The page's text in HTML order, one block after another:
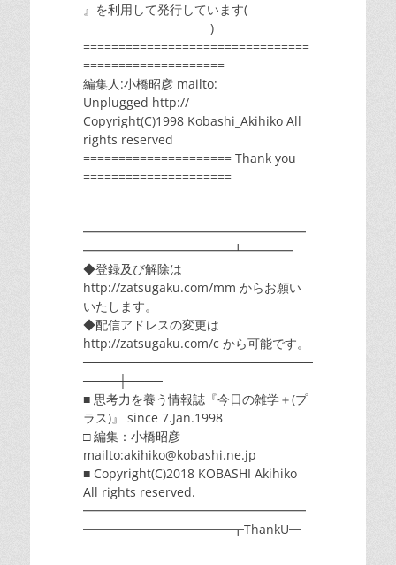
』を利用して発行しています(
)
================================
====================
編集人:小橋昭彦 mailto:
Unplugged http://
Copyright(C)1998 Kobashi_Akihiko All
rights reserved
===================== Thank you
=====================
━━━━━━━━━━━━━━━━━━
━━━━━━━━━━━━┻━━━━
◆登録及び解除は
http://zatsugaku.com/mm からお願い
いたします。
◆配信アドレスの変更は
http://zatsugaku.com/c から可能です。
──────────────────────────
────┼────
■ 思考力を養う情報誌『今日の雑学＋(プ
ラス)』 since 7.Jan.1998
□ 編集：小橋昭彦
mailto:akihiko@kobashi.ne.jp
■ Copyright(C)2018 KOBASHI Akihiko
All rights reserved.
━━━━━━━━━━━━━━━━━━
━━━━━━━━━━━━┳ThankU━